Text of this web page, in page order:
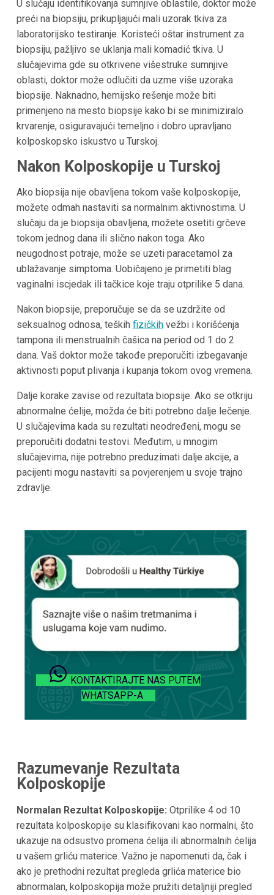
U slučaju identifikovanja sumnjive oblastile, doktor može
preći na biopsiju, prikupljajući mali uzorak tkiva za
laboratorijsko testiranje. Koristeći oštar instrument za
biopsiju, pažljivo se uklanja mali komadić tkiva. U
slučajevima gde su otkrivene višestruke sumnjive
oblasti, doktor može odlučiti da uzme više uzoraka
biopsije. Naknadno, hemijsko rešenje može biti
primenjeno na mesto biopsije kako bi se minimiziralo
krvarenje, osiguravajući temeljno i dobro upravljano
kolposkopsko iskustvo u Turskoj.
Nakon Kolposkopije u Turskoj
Ako biopsija nije obavljena tokom vaše kolposkopije,
možete odmah nastaviti sa normalnim aktivnostima. U
slučaju da je biopsija obavljena, možete osetiti grčeve
tokom jednog dana ili slično nakon toga. Ako
neugodnost potraje, može se uzeti paracetamol za
ublažavanje simptoma. Uobičajeno je primetiti blag
vaginalni iscjedak ili tačkice koje traju otprilike 5 dana.
Nakon biopsije, preporučuje se da se uzdržite od
seksualnog odnosa, teških fizičkihvežbi i korišćenja
tampona ili menstrualnih čašica na period od 1 do 2
dana. Vaš doktor može takođe preporučiti izbegavanje
aktivnosti poput plivanja i kupanja tokom ovog vremena.
Dalje korake zavise od rezultata biopsije. Ako se otkriju
abnormalne ćelije, možda će biti potrebno dalje lečenje.
U slučajevima kada su rezultati neodređeni, mogu se
preporučiti dodatni testovi. Međutim, u mnogim
slučajevima, nije potrebno preduzimati dalje akcije, a
pacijenti mogu nastaviti sa povjerenjem u svoje trajno
zdravlje.
KONTAKTIRAJTE NAS PUTEM
WHATSAPP-A
Razumevanje Rezultata
Kolposkopije
Normalan Rezultat Kolposkopije: Otprilike 4 od 10
rezultata kolposkopije su klasifikovani kao normalni, što
ukazuje na odsustvo promena ćelija ili abnormalnih ćelija
u vašem grliću materice. Važno je napomenuti da, čak i
ako je prethodni rezultat pregleda grlića materice bio
abnormalan, kolposkopija može pružiti detaljniji pregled